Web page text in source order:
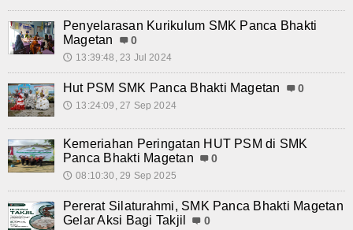
Penyelarasan Kurikulum SMK Panca Bhakti
Magetan
0
🕔 13:39:48, 23 Jul 2024
Hut PSM SMK Panca Bhakti Magetan 0
🕔 13:24:09, 27 Sep 2024
Kemeriahan Peringatan HUT PSM di SMK
Panca Bhakti Magetan
0
🕔 08:10:30, 29 Sep 2025
Pererat Silaturahmi, SMK Panca Bhakti Magetan
Gelar Aksi Bagi Takjil
0